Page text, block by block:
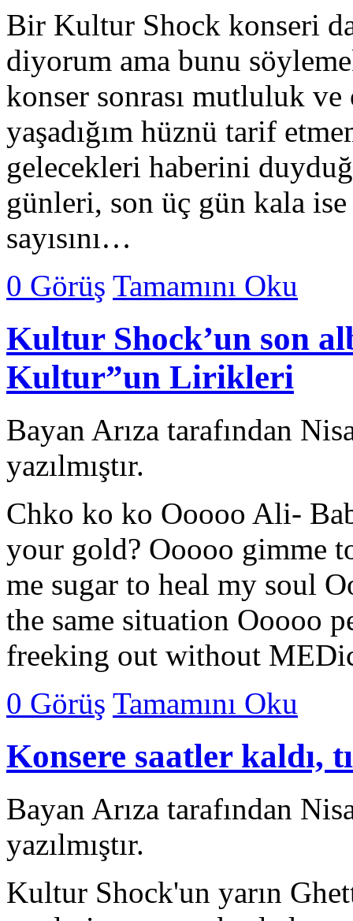
Bir Kultur Shock konseri
diyorum ama bunu
konser sonrası mutluluk
yaşadığım hüznü tarif
gelecekleri haberini
günleri, son üç gün kala
sayısını…
0 Görüş Tamamını Oku
Kultur Shock’un son
Kultur”un Lirikleri
Bayan Arıza tarafından
yazılmıştır.
Chko ko ko Ooooo Ali-
your gold? Ooooo gimme
me sugar to heal my soul
the same situation Ooooo
freeking out without
0 Görüş Tamamını Oku
Konsere saatler kaldı,
Bayan Arıza tarafından
yazılmıştır.
Kultur Shock'un yarın